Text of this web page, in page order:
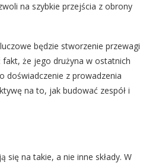
na szybkie przejścia z obrony
będzie stworzenie przewagi
fakt, że jego drużyna w ostatnich
doświadczenie z prowadzenia
na to, jak budować zespół i
na takie, a nie inne składy. W